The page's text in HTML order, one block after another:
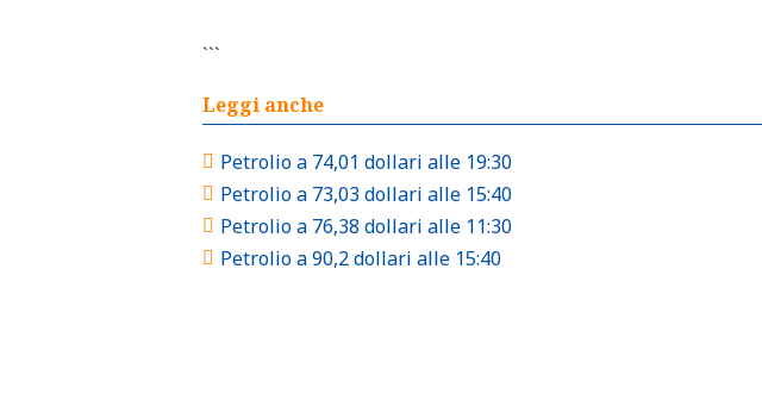
```
Leggi anche
Petrolio a 74,01 dollari alle 19:30
Petrolio a 73,03 dollari alle 15:40
Petrolio a 76,38 dollari alle 11:30
Petrolio a 90,2 dollari alle 15:40